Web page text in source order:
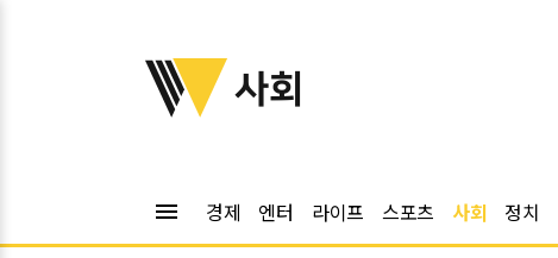
위키트리
사회
menu 경제 엔터 라이프 스포츠 사회 정치